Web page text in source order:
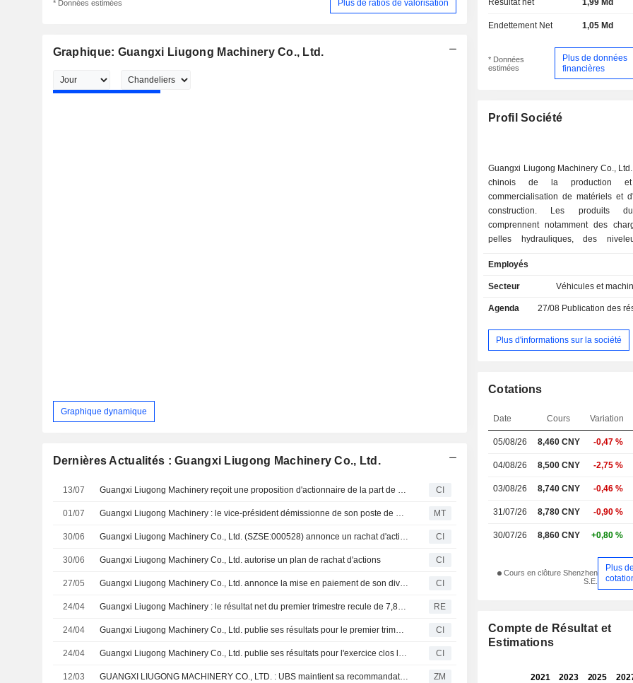
* Données estimées Plus de ratios de valorisation
Graphique: Guangxi Liugong Machinery Co., Ltd.
Graphique dynamique
Dernières Actualités : Guangxi Liugong Machinery Co., Ltd.
13/07 Guangxi Liugong Machinery reçoit une proposition d'actionnaire de la part de Guangxi Liugong Group CI
01/07 Guangxi Liugong Machinery : le vice-président démissionne de son poste de directeur financier, un successeur nommé MT
30/06 Guangxi Liugong Machinery Co., Ltd. (SZSE:000528) annonce un rachat d'actions pour un montant de 400 millions de CNY. CI
30/06 Guangxi Liugong Machinery Co., Ltd. autorise un plan de rachat d'actions CI
27/05 Guangxi Liugong Machinery Co., Ltd. annonce la mise en paiement de son dividende final 2025 sur actions A pour le 4 juin 2026 CI
24/04 Guangxi Liugong Machinery : le résultat net du premier trimestre recule de 7,8% sur un an RE
24/04 Guangxi Liugong Machinery Co., Ltd. publie ses résultats pour le premier trimestre clos le 31 mars 2026 CI
24/04 Guangxi Liugong Machinery Co., Ltd. publie ses résultats pour l'exercice clos le 31 décembre 2025 CI
12/03 GUANGXI LIUGONG MACHINERY CO., LTD. : UBS maintient sa recommandation à l'achat ZM
Résultat net 1,99 Md
Endettement Net 1,05 Md
* Données
estimées
Plus de données
financières
Profil Société
Guangxi Liugong Machinery Co.,
chinois de la production
commercialisation de matériels et
construction. Les produits
comprennent notamment des
pelles hydrauliques, des
mobiles, des compacteurs
raboteuses.
Employés
Secteur Véhicules et
Agenda 27/08 Publication des résultats
Plus d'informations sur la société
Cotations
Date Cours Variation
05/08/26 8,460 CNY -0,47 %
04/08/26 8,500 CNY -2,75 %
03/08/26 8,740 CNY -0,46 %
31/07/26 8,780 CNY -0,90 %
30/07/26 8,860 CNY +0,80 %
Cours en clôture Shenzhen
S.E.
Plus de
Compte de Résultat et
Estimations